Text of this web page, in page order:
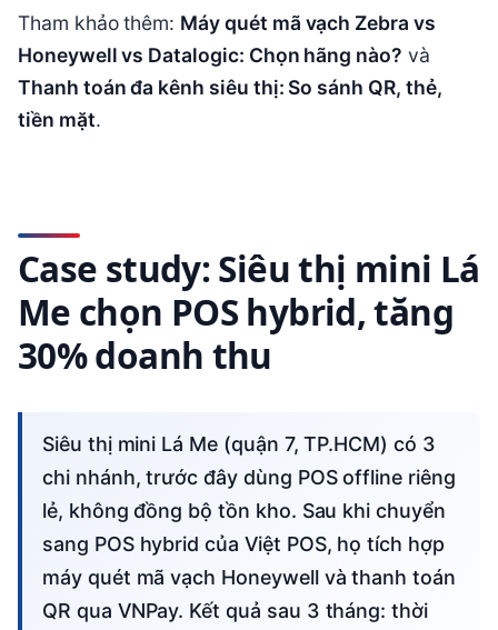
Tham khảo thêm: Máy quét mã vạch Zebra vs
Honeywell vs Datalogic: Chọn hãng nào? và
Thanh toán đa kênh siêu thị: So sánh QR, thẻ,
tiền mặt.
Case study: Siêu thị mini Lá
Me chọn POS hybrid, tăng
30% doanh thu
Siêu thị mini Lá Me (quận 7, TP.HCM) có 3
chi nhánh, trước đây dùng POS offline riêng
lẻ, không đồng bộ tồn kho. Sau khi chuyển
sang POS hybrid của Việt POS, họ tích hợp
máy quét mã vạch Honeywell và thanh toán
QR qua VNPay. Kết quả sau 3 tháng: thời